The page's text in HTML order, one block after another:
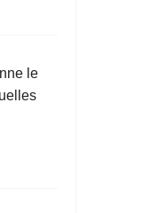
le